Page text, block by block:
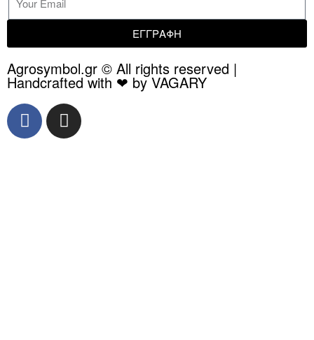
ΕΓΓΡΑΦΗ
Agrosymbol.gr © All rights reserved |
Handcrafted with ❤ by VAGARY